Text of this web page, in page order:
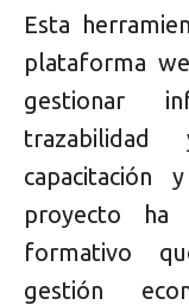
Esta
plataforma
gestionar
capacitación
proyecto ha
formativo
gestión